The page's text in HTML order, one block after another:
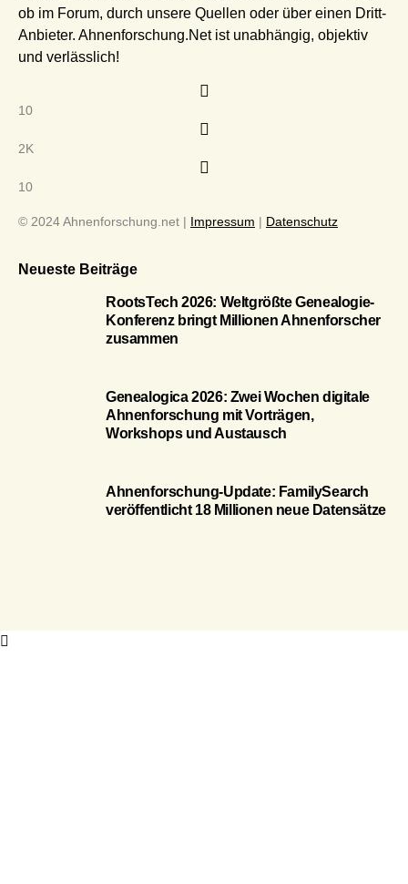
ob im Forum, durch unsere Quellen oder über einen Dritt-
Anbieter. Ahnenforschung.Net ist unabhängig, objektiv
und verlässlich!
10
2K
10
© 2024 Ahnenforschung.net | Impressum | Datenschutz
Neueste Beiträge
RootsTech 2026: Weltgrößte Genealogie-
Konferenz bringt Millionen Ahnenforscher
zusammen
Genealogica 2026: Zwei Wochen digitale
Ahnenforschung mit Vorträgen,
Workshops und Austausch
Ahnenforschung-Update: FamilySearch
veröffentlicht 18 Millionen neue Datensätze